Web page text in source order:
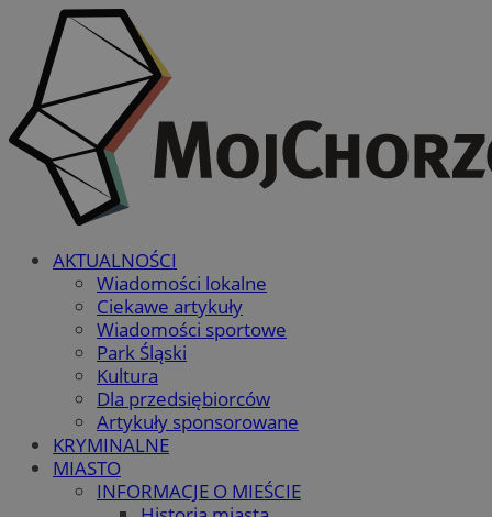
AKTUALNOŚCI
Wiadomości lokalne
Ciekawe artykuły
Wiadomości sportowe
Park Śląski
Kultura
Dla przedsiębiorców
Artykuły sponsorowane
KRYMINALNE
MIASTO
INFORMACJE O MIEŚCIE